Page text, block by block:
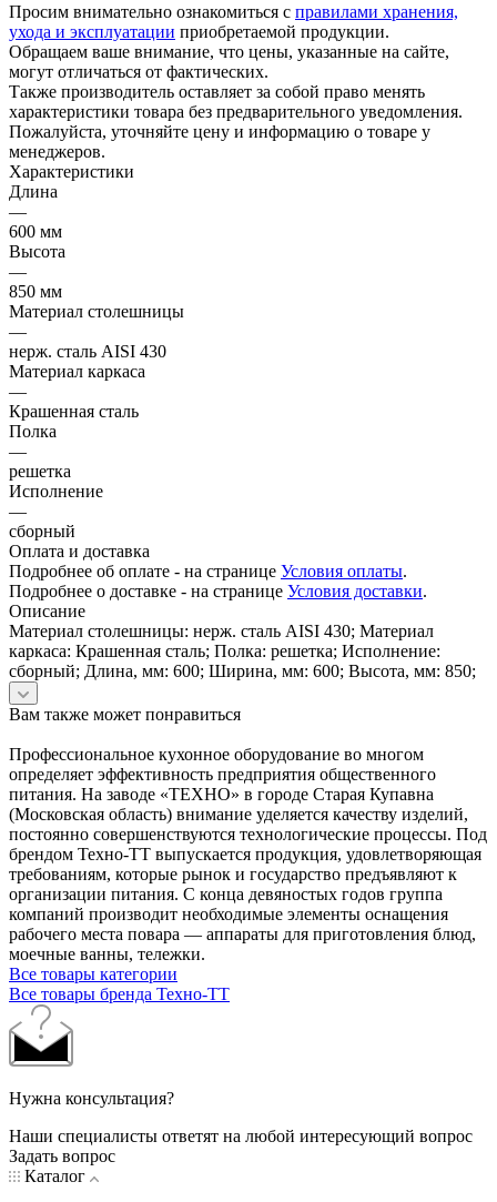
Просим внимательно ознакомиться с правилами хранения,
ухода и эксплуатации приобретаемой продукции.
Обращаем ваше внимание, что цены, указанные на сайте,
могут отличаться от фактических.
Также производитель оставляет за собой право менять
характеристики товара без предварительного уведомления.
Пожалуйста, уточняйте цену и информацию о товаре у
менеджеров.
Характеристики
Длина
—
600 мм
Высота
—
850 мм
Материал столешницы
—
нерж. сталь AISI 430
Материал каркаса
—
Крашенная сталь
Полка
—
решетка
Исполнение
—
сборный
Оплата и доставка
Подробнее об оплате - на странице Условия оплаты.
Подробнее о доставке - на странице Условия доставки.
Описание
Материал столешницы: нерж. сталь AISI 430; Материал
каркаса: Крашенная сталь; Полка: решетка; Исполнение:
сборный; Длина, мм: 600; Ширина, мм: 600; Высота, мм: 850;
Вам также может понравиться
Профессиональное кухонное оборудование во многом
определяет эффективность предприятия общественного
питания. На заводе «ТЕХНО» в городе Старая Купавна
(Московская область) внимание уделяется качеству изделий,
постоянно совершенствуются технологические процессы. Под
брендом Техно-ТТ выпускается продукция, удовлетворяющая
требованиям, которые рынок и государство предъявляют к
организации питания. С конца девяностых годов группа
компаний производит необходимые элементы оснащения
рабочего места повара — аппараты для приготовления блюд,
моечные ванны, тележки.
Все товары категории
Все товары бренда Техно-ТТ
Нужна консультация?
Наши специалисты ответят на любой интересующий вопрос
Задать вопрос
Каталог